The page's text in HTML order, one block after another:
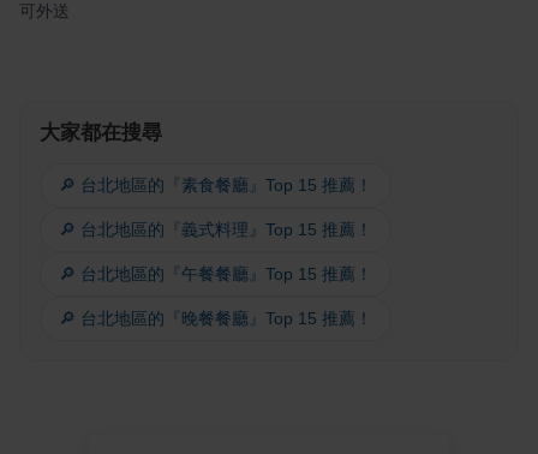
可外送
大家都在搜尋
🔎 台北地區的『素食餐廳』Top 15 推薦！
🔎 台北地區的『義式料理』Top 15 推薦！
🔎 台北地區的『午餐餐廳』Top 15 推薦！
🔎 台北地區的『晚餐餐廳』Top 15 推薦！